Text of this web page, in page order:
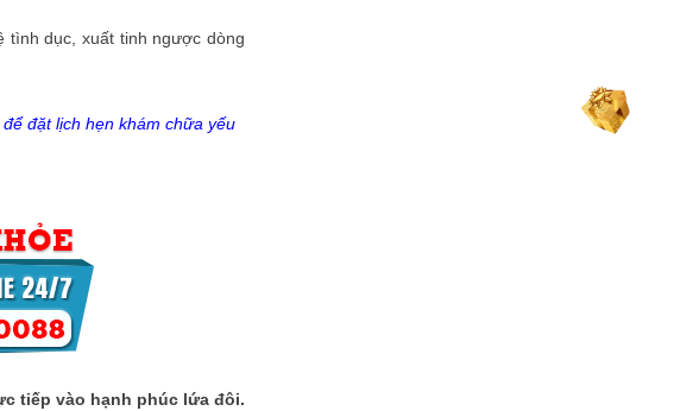
tình dục, xuất tinh ngược dòng
đặt lịch hẹn khám chữa yếu
tiếp vào hạnh phúc lứa đôi.